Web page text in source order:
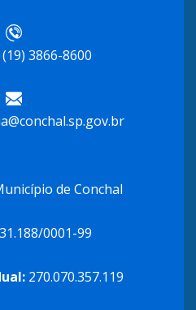
(19) 3866-8600
de Conchal
0001-99
270.070.357.119